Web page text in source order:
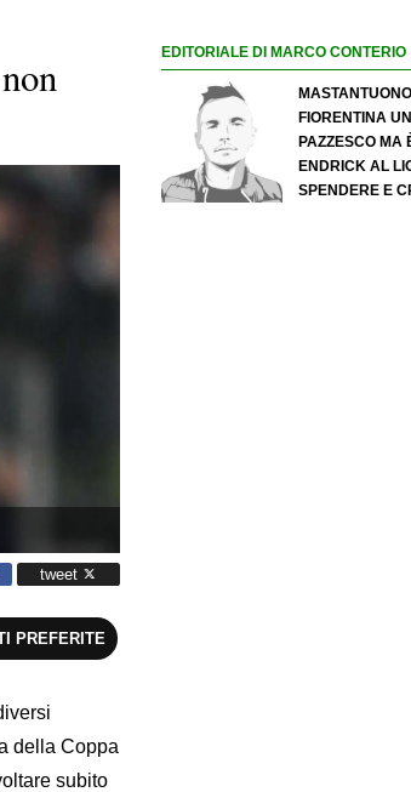
tweet
PREFERITE
della Coppa
subito
EDITORIALE DI MARCO CONTERIO
FIORENTINA
PAZZESCO MA
ENDRICK AL
SPENDERE E